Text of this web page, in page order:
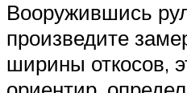
Вооружившись
произведите
ширины откосов,